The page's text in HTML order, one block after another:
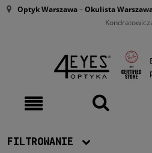
Optyk Warszawa–Okulista
FILTROWANIE